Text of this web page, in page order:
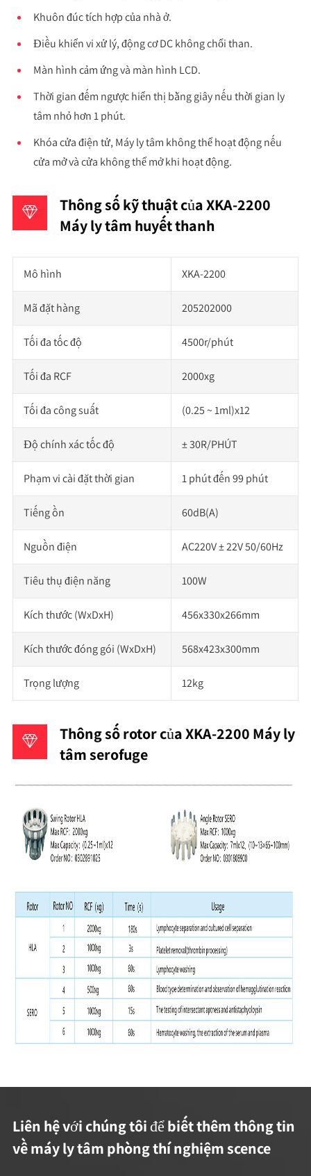
Khuôn đúc tích hợp của nhà ở.
Điều khiển vi xử lý, động cơ DC không chổi than.
Màn hình cảm ứng và màn hình LCD.
Thời gian đếm ngược hiển thị bằng giây nếu thời gian ly
tâm nhỏ hơn 1 phút.
Khóa cửa điện tử, Máy ly tâm không thể hoạt động nếu
cửa mở và cửa không thể mở khi hoạt động.
Thông số kỹ thuật của XKA-2200
Máy ly tâm huyết thanh
Mô hình XKA-2200
Mã đặt hàng 205202000
Tối đa tốc độ 4500r/phút
Tối đa RCF 2000xg
Tối đa công suất (0.25 ~ 1ml)x12
Độ chính xác tốc độ ± 30R/PHÚT
Phạm vi cài đặt thời gian 1 phút đến 99 phút
Tiếng ồn 60dB(A)
Nguồn điện AC220V ± 22V 50/60Hz
Tiêu thụ điện năng 100W
Kích thước (WxDxH) 456x330x266mm
Kích thước đóng gói (WxDxH) 568x423x300mm
Trọng lượng 12kg
Thông số rotor của XKA-2200 Máy ly
tâm serofuge
Liên hệ với chúng tôi để biết thêm thông tin
về máy ly tâm phòng thí nghiệm scence